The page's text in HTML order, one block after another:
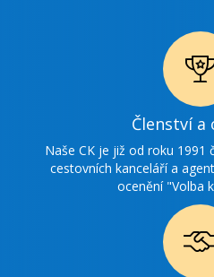
Členství a
Naše CK je již od roku 1991
cestovních kanceláří a
ocenění "Volba